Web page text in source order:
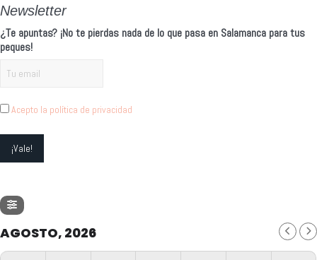
Newsletter
¿Te apuntas? ¡No te pierdas nada de lo que pasa en Salamanca para tus
peques!
Acepto la política de privacidad
AGOSTO, 2026